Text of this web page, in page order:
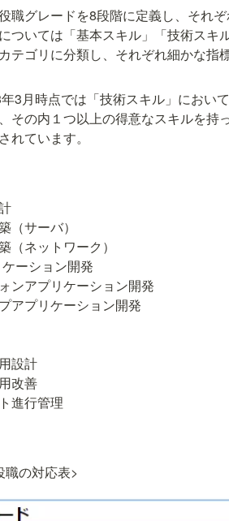
職グレードを8段階に定義し、それ
ついては「基本スキル」「技術スキ
テゴリに分類し、それぞれ細かな
3月時点では「技術スキル」におい
その内１つ以上の得意なスキルを持
れています。
（サーバ）
（ネットワーク）
ーション開発
ンアプリケーション開発
アプリケーション開発
設計
改善
進行管理
職の対応表>